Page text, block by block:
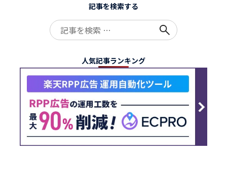
記事を検索する
Search
for:
人気記事ランキング